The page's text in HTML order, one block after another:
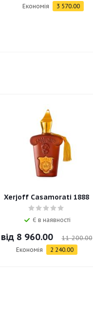
Економія 3 570.00
Xerjoff Casamorati 1888
Є в наявності
від 8 960.00 11 200.00
Економія 2 240.00